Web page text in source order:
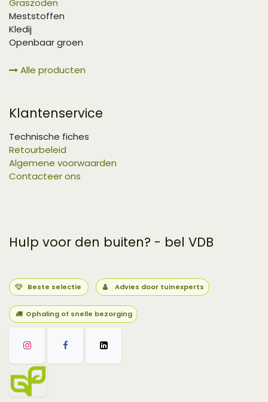
Graszoden
Meststoffen
Kledij
Openbaar groen
Alle producten
Klantenservice
Technische fiches
Retourbeleid
Algemene voorwaarden
Contacteer ons
Hulp voor den buiten? - bel VDB
Beste selectie Advies door tuinexperts
Ophaling of snelle bezorging